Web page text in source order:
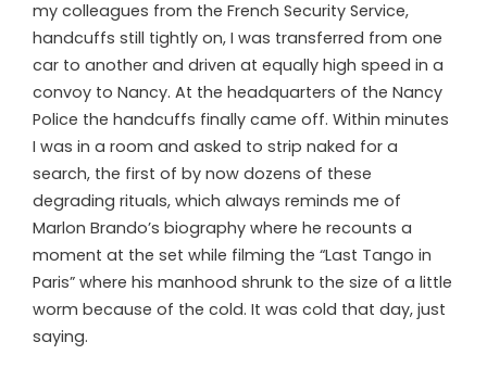
my colleagues from the French Security Service,
handcuffs still tightly on, I was transferred from one
car to another and driven at equally high speed in a
convoy to Nancy. At the headquarters of the Nancy
Police the handcuffs finally came off. Within minutes
I was in a room and asked to strip naked for a
search, the first of by now dozens of these
degrading rituals, which always reminds me of
Marlon Brando’s biography where he recounts a
moment at the set while filming the “Last Tango in
Paris” where his manhood shrunk to the size of a little
worm because of the cold. It was cold that day, just
saying.